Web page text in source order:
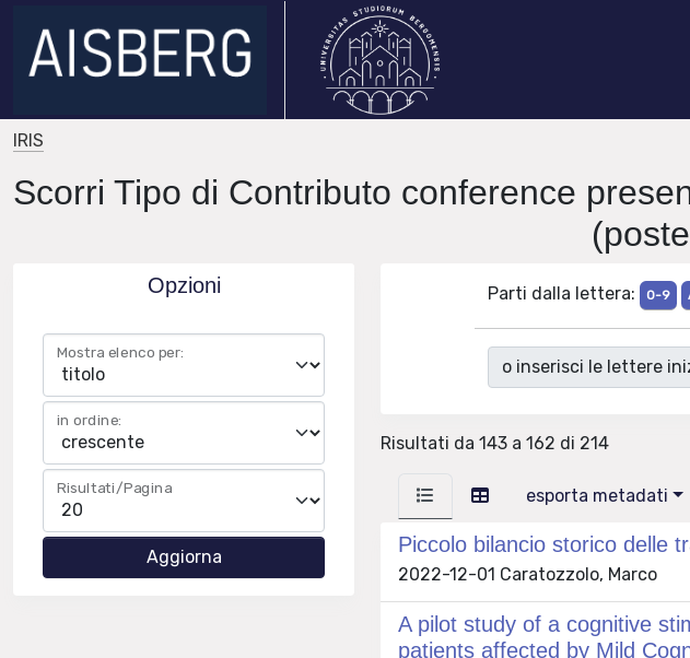
IRIS
Scorri Tipo di Contributo conference
Opzioni
Mostra elenco per:
in ordine:
Risultati/Pagina
Parti dalla lettera: 0-9
o inserisci le lettere
Risultati da 143 a 162 di 214
esporta metadati
Piccolo bilancio storico delle
2022-12-01 Caratozzolo, Marco
A pilot study of a cognitive
patients affected by Mild